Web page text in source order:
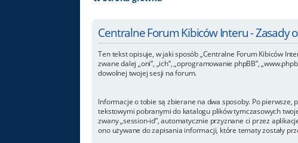
Centralne Forum Kibiców Interu - Zasady
Ten tekst opisuje, w jaki sposób „Centralne Forum Kibiców
zwane dalej „oni”, „ich”, „oprogramowanie phpBB”,
dowolnej twojej sesji na forum.
Informacje o tobie są zbierane na dwa sposoby. Po pierwsze,
tekstowymi pobranymi do katalogu plików tymczasowych
zwany „session-id”, automatycznie przyznane ci przez
ono używane do zapisania informacji, które tematy zostały